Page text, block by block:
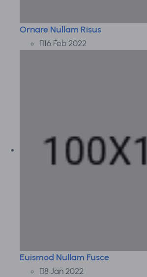
Ornare Nullam Risus
16 Feb 2022
Euismod Nullam Fusce
8 Jan 2022